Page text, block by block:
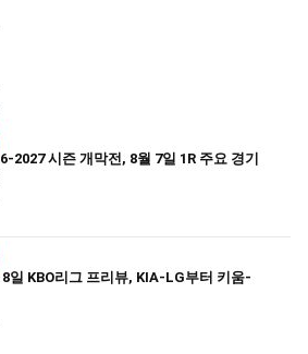
2027 시즌 개막전, 8월 7일 1R 주요 경기
8일 KBO리그 프리뷰, KIA-LG부터 키움-